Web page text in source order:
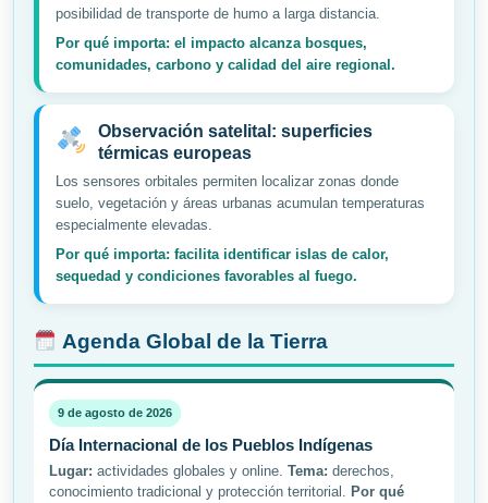
posibilidad de transporte de humo a larga distancia.
Por qué importa: el impacto alcanza bosques,
comunidades, carbono y calidad del aire regional.
Observación satelital: superficies
térmicas europeas
Los sensores orbitales permiten localizar zonas donde
suelo, vegetación y áreas urbanas acumulan temperaturas
especialmente elevadas.
Por qué importa: facilita identificar islas de calor,
sequedad y condiciones favorables al fuego.
Agenda Global de la Tierra
9 de agosto de 2026
Día Internacional de los Pueblos Indígenas
Lugar: actividades globales y online. Tema: derechos,
conocimiento tradicional y protección territorial. Por qué